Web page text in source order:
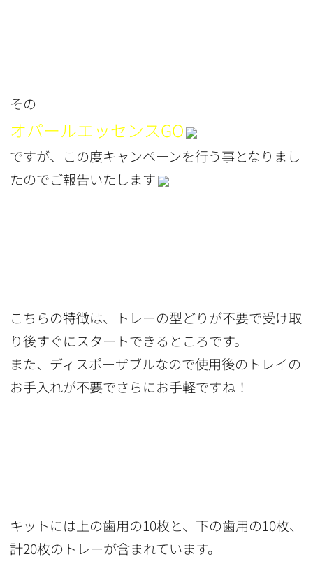
その
オパールエッセンスGO
ですが、この度キャンペーンを行う事となりまし
たのでご報告いたします
こちらの特徴は、トレーの型どりが不要で受け取
り後すぐにスタートできるところです。
また、ディスポーザブルなので使用後のトレイの
お手入れが不要でさらにお手軽ですね！
キットには上の歯用の10枚と、下の歯用の10枚、
計20枚のトレーが含まれています。